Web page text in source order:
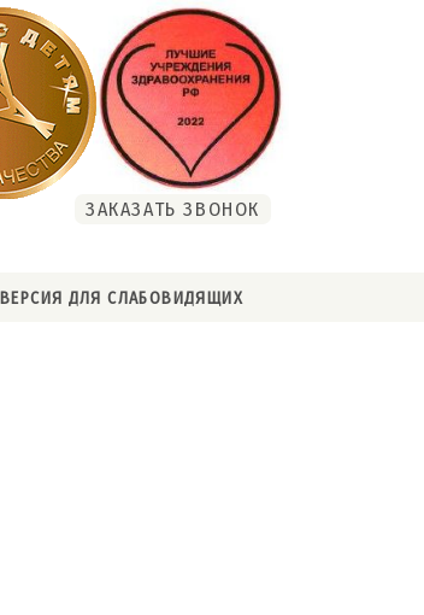
ЗАКАЗАТЬ ЗВОНОК
ВЕРСИЯ ДЛЯ СЛАБОВИДЯЩИХ